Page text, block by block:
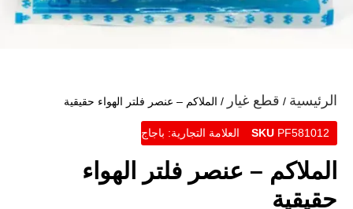
الرئيسية / قطع غيار / الملاكم – عنصر فلتر الهواء حقيقية
SKU PF581012 العلامة التجارية: باجاج
الملاكم – عنصر فلتر الهواء
حقيقية